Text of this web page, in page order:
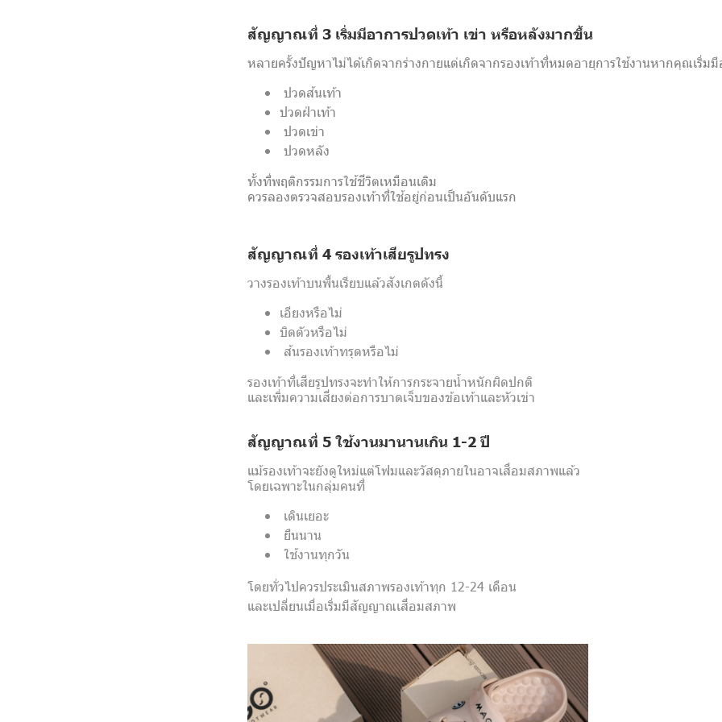
สัญญาณที่ 3 เริ่มมีอาการปวดเท้า เข่า หรือหลังมากขึ้น
หลายครั้งปัญหาไม่ได้เกิดจากร่างกายแต่เกิดจากรองเท้าที่หมดอายุการใช้งานหากคุณเริ่มมี
ปวดส้นเท้า
ปวดฝ่าเท้า
ปวดเข่า
ปวดหลัง
ทั้งที่พฤติกรรมการใช้ชีวิตเหมือนเดิม
ควรลองตรวจสอบรองเท้าที่ใช้อยู่ก่อนเป็นอันดับแรก
สัญญาณที่ 4 รองเท้าเสียรูปทรง
วางรองเท้าบนพื้นเรียบแล้วสังเกตดังนี้
เอียงหรือไม่
บิดตัวหรือไม่
ส้นรองเท้าทรุดหรือไม่
รองเท้าที่เสียรูปทรงจะทำให้การกระจายน้ำหนักผิดปกติ
และเพิ่มความเสี่ยงต่อการบาดเจ็บของข้อเท้าและหัวเข่า
สัญญาณที่ 5 ใช้งานมานานเกิน 1-2 ปี
แม้รองเท้าจะยังดูใหม่แต่โฟมและวัสดุภายในอาจเสื่อมสภาพแล้ว
โดยเฉพาะในกลุ่มคนที่
เดินเยอะ
ยืนนาน
ใช้งานทุกวัน
โดยทั่วไปควรประเมินสภาพรองเท้าทุก 12-24 เดือน
และเปลี่ยนเมื่อเริ่มมีสัญญาณเสื่อมสภาพ